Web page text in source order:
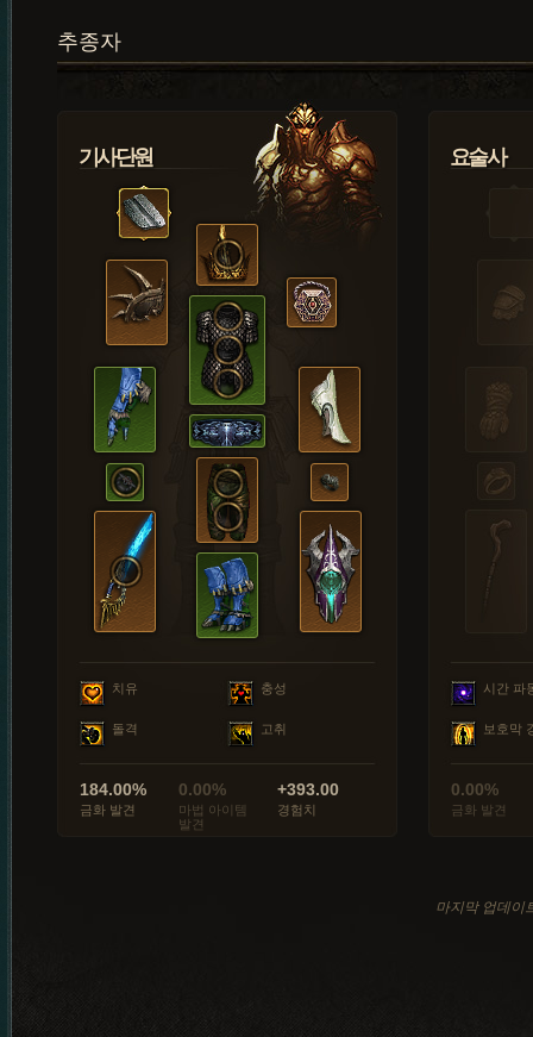
추종자
기사단원
치유 충성
돌격 고취
184.00%
금화 발견
0.00%
마법 아이템
발견
+393.00
경험치
요술사
시간 파
보호막
0.00%
금화 발견
마지막 업데이